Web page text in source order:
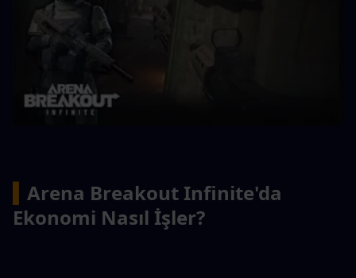
Arena Breakout Infinite'da
Ekonomi Nasıl İşler?